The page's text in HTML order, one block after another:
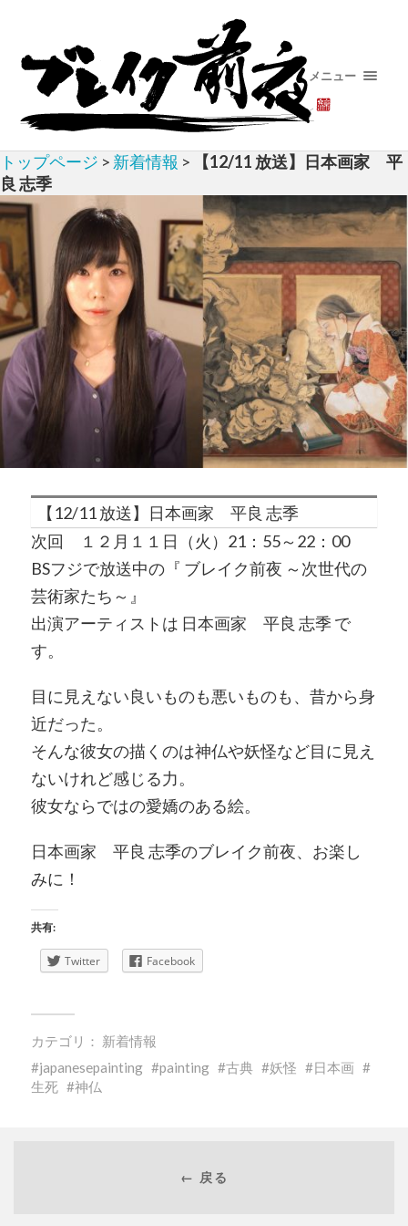
メニュー
トップページ > 新着情報 >
【12/11 放送】日本画家 平
良 志季
【12/11 放送】日本画家 平良 志季
次回 １２月１１日（火）21：55～22：00
BSフジで放送中の『 ブレイク前夜 ～次世代の
芸術家たち～』
出演アーティストは 日本画家 平良 志季 で
す。
目に見えない良いものも悪いものも、昔から身
近だった。
そんな彼女の描くのは神仏や妖怪など目に見え
ないけれど感じる力。
彼女ならではの愛嬌のある絵。
日本画家 平良 志季のブレイク前夜、お楽し
みに！
共有:
Twitter Facebook
カテゴリ： 新着情報
japanesepainting
painting 古典 妖怪
日本画
生死
神仏
← 戻る